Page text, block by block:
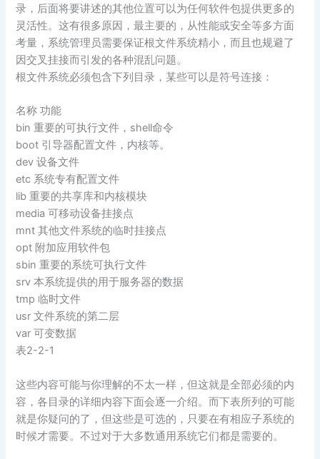
录，后面将要讲述的其他位置可以为任何软件包提供更多的
灵活性。这有很多原因，最主要的，从性能或安全等多方面
考量，系统管理员需要保证根文件系统精小，而且也规避了
因交叉挂接而引发的各种混乱问题。
根文件系统必须包含下列目录，某些可以是符号连接：
名称 功能
bin 重要的可执行文件，shell命令
boot 引导器配置文件，内核等。
dev 设备文件
etc 系统专有配置文件
lib 重要的共享库和内核模块
media 可移动设备挂接点
mnt 其他文件系统的临时挂接点
opt 附加应用软件包
sbin 重要的系统可执行文件
srv 本系统提供的用于服务器的数据
tmp 临时文件
usr 文件系统的第二层
var 可变数据
表2-2-1
这些内容可能与你理解的不太一样，但这就是全部必须的内
容，各目录的详细内容下面会逐一介绍。而下表所列的可能
就是你疑问的了，但这些是可选的，只要在有相应子系统的
时候才需要。不过对于大多数通用系统它们都是需要的。